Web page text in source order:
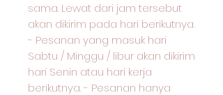
sama. Lewat dari jam tersebut
akan dikirim pada hari berikutnya.
- Pesanan yang masuk hari
Sabtu / Minggu / libur akan dikirim
hari Senin atau hari kerja
berikutnya. - Pesanan hanya